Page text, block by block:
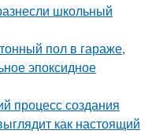
школьный
пол в гараже,
эпоксидное
процесс создания
как настоящий